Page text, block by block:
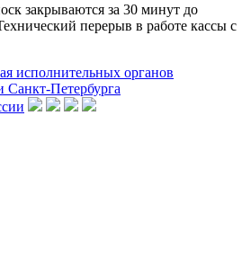
закрываются за 30 минут до
перерыв в работе кассы с